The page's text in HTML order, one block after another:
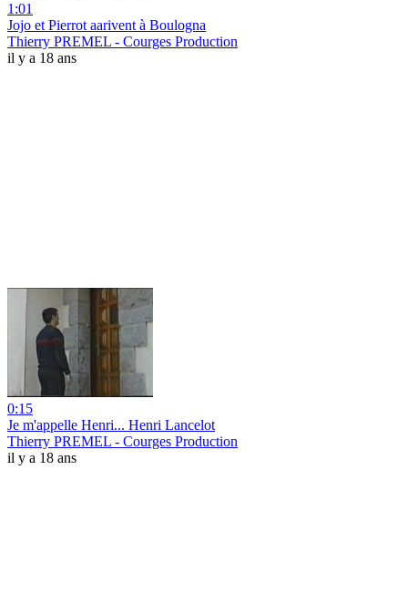
1:01
Jojo et Pierrot aarivent à Boulogna
Thierry PREMEL - Courges Production
il y a 18 ans
0:15
Je m'appelle Henri... Henri Lancelot
Thierry PREMEL - Courges Production
il y a 18 ans